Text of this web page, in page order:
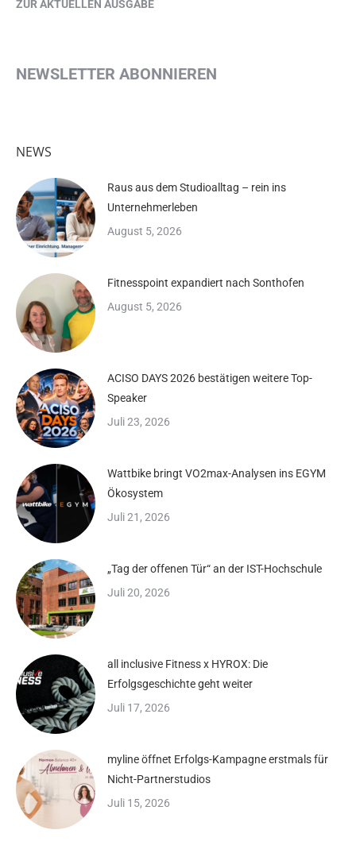
ZUR AKTUELLEN AUSGABE
NEWSLETTER ABONNIEREN
NEWS
Raus aus dem Studioalltag – rein ins
Unternehmerleben
August 5, 2026
Fitnesspoint expandiert nach Sonthofen
August 5, 2026
ACISO DAYS 2026 bestätigen weitere Top-
Speaker
Juli 23, 2026
Wattbike bringt VO2max-Analysen ins EGYM
Ökosystem
Juli 21, 2026
„Tag der offenen Tür“ an der IST-Hochschule
Juli 20, 2026
all inclusive Fitness x HYROX: Die
Erfolgsgeschichte geht weiter
Juli 17, 2026
myline öffnet Erfolgs-Kampagne erstmals für
Nicht-Partnerstudios
Juli 15, 2026